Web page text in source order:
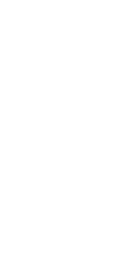
La
después de las
En un emotivo
de Mariluz
‘Biblioteca del
vinculada a la
Honores y
espacio lleve
concordia, que